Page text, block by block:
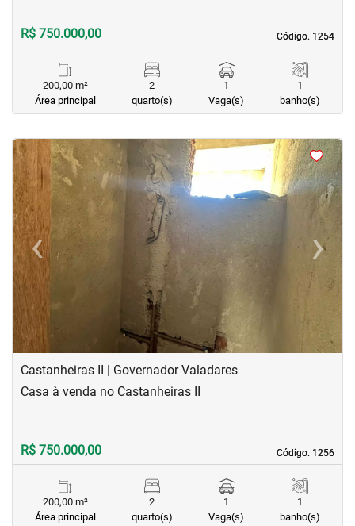
Código. 1254
Código. 1254
R$ 750.000,00
200,00 m²
Área principal
2
quarto(s)
1
Vaga(s)
1
banho(s)
< <<
‹Previous ›
Next
Castanheiras II | Governador Valadares
Código. 1256
Código. 1256
Casa à venda no Castanheiras II
R$ 750.000,00
200,00 m²
Área principal
2
quarto(s)
1
Vaga(s)
1
banho(s)